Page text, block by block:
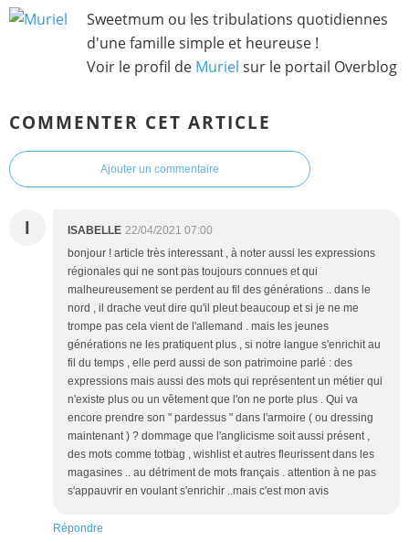
Sweetmum ou les tribulations quotidiennes
d'une famille simple et heureuse !
Voir le profil de Muriel sur le portail Overblog
COMMENTER CET ARTICLE
Ajouter un commentaire
I ISABELLE 22/04/2021 07:00
bonjour ! article très interessant , à noter aussi les expressions
régionales qui ne sont pas toujours connues et qui
malheureusement se perdent au fil des générations .. dans le
nord , il drache veut dire qu'il pleut beaucoup et si je ne me
trompe pas cela vient de l'allemand . mais les jeunes
générations ne les pratiquent plus , si notre langue s'enrichit au
fil du temps , elle perd aussi de son patrimoine parlé : des
expressions mais aussi des mots qui représentent un métier qui
n'existe plus ou un vêtement que l'on ne porte plus . Qui va
encore prendre son " pardessus " dans l'armoire ( ou dressing
maintenant ) ? dommage que l'anglicisme soit aussi présent ,
des mots comme totbag , wishlist et autres fleurissent dans les
magasines .. au détriment de mots français . attention à ne pas
s'appauvrir en voulant s'enrichir ..mais c'est mon avis
Répondre